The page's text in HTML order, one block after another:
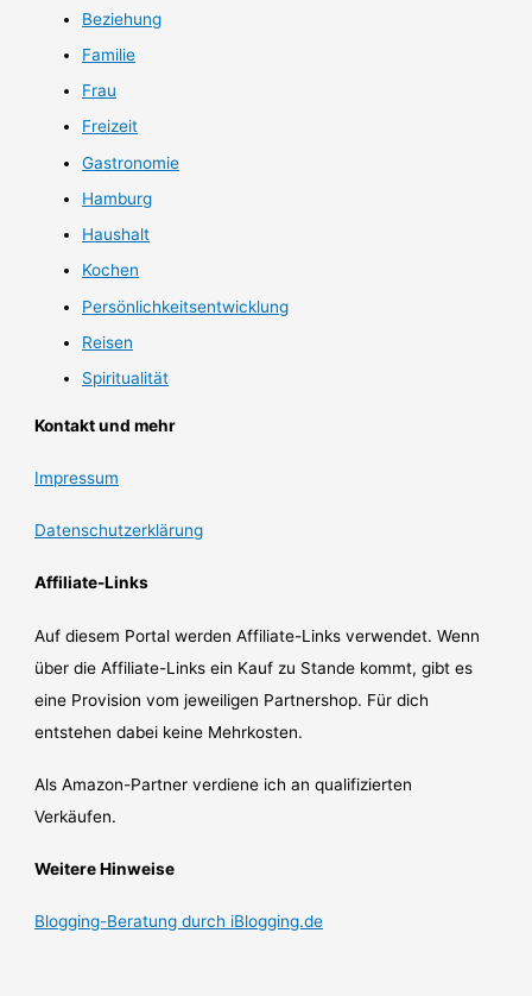
Beziehung
Familie
Frau
Freizeit
Gastronomie
Hamburg
Haushalt
Kochen
Persönlichkeitsentwicklung
Reisen
Spiritualität
Kontakt und mehr
Impressum
Datenschutzerklärung
Affiliate-Links
Auf diesem Portal werden Affiliate-Links verwendet. Wenn
über die Affiliate-Links ein Kauf zu Stande kommt, gibt es
eine Provision vom jeweiligen Partnershop. Für dich
entstehen dabei keine Mehrkosten.
Als Amazon-Partner verdiene ich an qualifizierten
Verkäufen.
Weitere Hinweise
Blogging-Beratung durch iBlogging.de